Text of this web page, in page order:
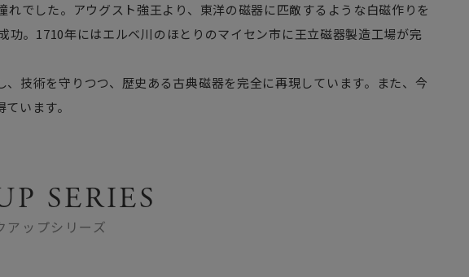
でした。アウグスト強王より、東洋の磁器に匹敵するような白磁作りを
。1710年にはエルベ川のほとりのマイセン市に王立磁器製造工場が完
技術を守りつつ、歴史ある古典磁器を完全に再現しています。また、今
います。
SERIES
アップシリーズ